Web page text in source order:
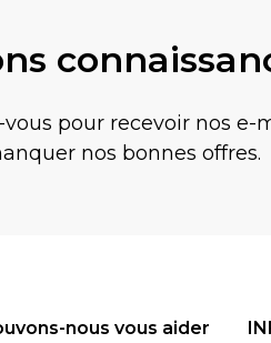
vous pour recevoir nos e-
nos bonnes offres.
nous vous aider